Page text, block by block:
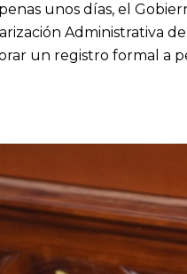
unos días, el
Administrativa
un registro formal a